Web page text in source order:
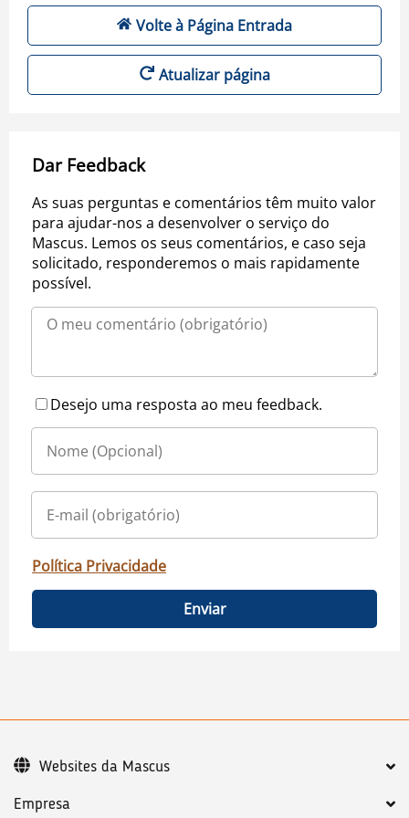
Volte à Página Entrada
Atualizar página
Dar Feedback
As suas perguntas e comentários têm muito valor
para ajudar-nos a desenvolver o serviço do
Mascus. Lemos os seus comentários, e caso seja
solicitado, responderemos o mais rapidamente
possível.
Desejo uma resposta ao meu feedback.
Política Privacidade
Enviar
Empresa
Websites da Mascus